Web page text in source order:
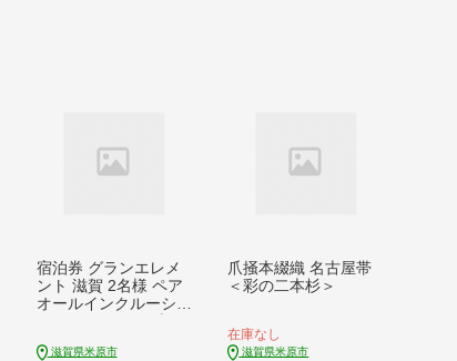
宿泊券 グランエレメ
ント 滋賀 2名様 ペア
オールインクルーシブ
滋賀県米原市
爪掻本綴織 名古屋帯
＜彩の二本杉＞
在庫なし
滋賀県米原市